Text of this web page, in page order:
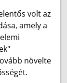
volt az
amely a
növelte